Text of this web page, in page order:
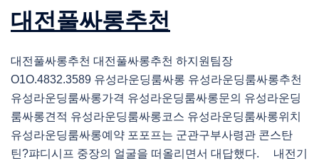
대전풀싸롱추천
대전풀싸롱추천 대전풀싸롱추천 하지원팀장
O1O.4832.3589 유성라운딩룸싸롱 유성라운딩룸싸롱추천
유성라운딩룸싸롱가격 유성라운딩룸싸롱문의 유성라운딩
룸싸롱견적 유성라운딩룸싸롱코스 유성라운딩룸싸롱위치
유성라운딩룸싸롱예약 포포프는 군관구부사령관 콘스탄
틴?퍄디시프 중장의 얼굴을 떠올리면서 대답했다. 내전기